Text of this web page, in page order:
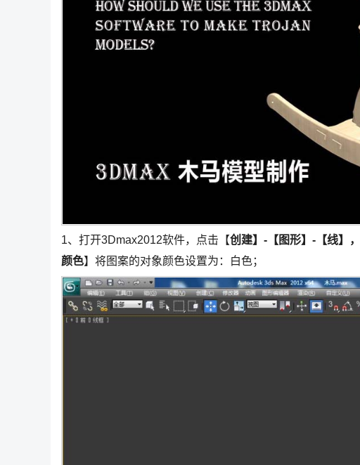
1、打开3Dmax2012软件，点击【创建】-【图形】-【线】，
颜色】将图案的对象颜色设置为：白色；